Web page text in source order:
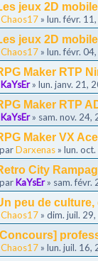
jeux 2D
Chaos17 » lun. févr.
jeux 2D
Chaos17 » lun. févr.
Maker RTP
KaYsEr» lun. janv. 21,
Maker RTP
KaYsEr» sam. nov. 24,
Maker VX
parDarxenas » lun.
City
par KaYsEr» sam. févr.
peu de
Chaos17 » dim. juil.
Chaos17 » lun. juil. 16,